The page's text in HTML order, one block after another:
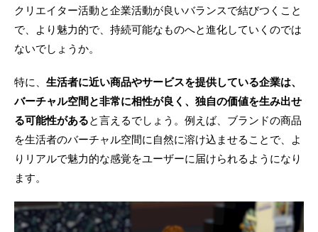
クリエイター活動と企業活動が良いバランスで結びつくこと
で、より魅力的で、持続可能なものへと進化していくのでは
ないでしょうか。
特に、 生活者に近い商品やサービスを提供している企業は、
バーチャル空間と非常に相性が良く、独自の価値を生み出せ
る可能性があると言えるでしょう。例えば、ブランドの商品
を生活者のバーチャル空間に自然に溶け込ませることで、よ
りリアルで魅力的な感覚をユーザーに届けられるようになり
ます。